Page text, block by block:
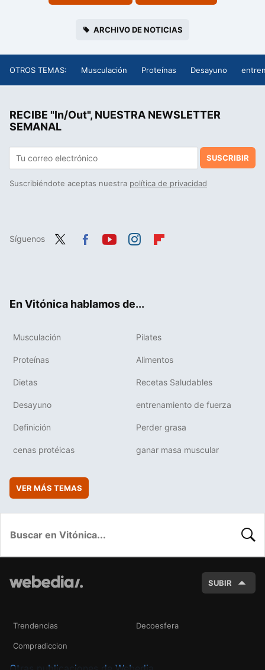
ARCHIVO DE NOTICIAS
OTROS TEMAS: Musculación Proteínas Desayuno
RECIBE "In/Out", NUESTRA NEWSLETTER
SEMANAL
SUSCRIBIR
Suscribiéndote aceptas nuestra política de privacidad
Síguenos
En Vitónica hablamos de...
Musculación Pilates
Proteínas Alimentos
Dietas Recetas Saludables
Desayuno entrenamiento de fuerza
Definición Perder grasa
cenas protéicas ganar masa muscular
VER MÁS TEMAS
SUBIR
Trendencias Decoesfera
Compradiccion